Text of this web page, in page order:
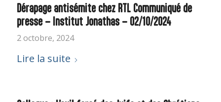
Dérapage antisémite chez RTL Communiqué de
presse – Institut Jonathas – 02/10/2024
2 octobre, 2024
Lire la suite